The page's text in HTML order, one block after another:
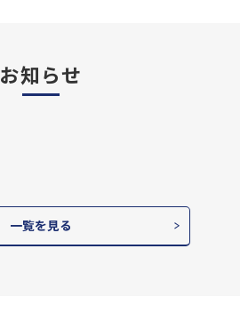
お知らせ
一覧を見る